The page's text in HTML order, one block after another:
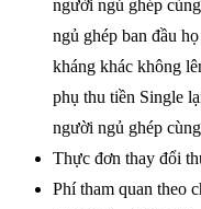
người ngủ ghép
ngủ ghép ban đầu
kháng khác không
phụ thu tiền Single
người ngủ ghép
Thực đơn thay đổi
Phí tham quan theo